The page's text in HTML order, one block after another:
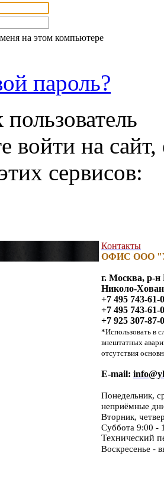
на этом компьютере
пароль?
войти на сайт,
сервисов:
Контакты
ОФИС ООО
г. Москва, р-
Николо-
+7 495 743-61-
+7 495 743-61-
+7 925 307-87-
*Использовать в
внештатных
отсутствия
E-mail:
Понедельник,
неприёмные
Вторник,
Суббота 9:00 -
Технический
Воскресенье -